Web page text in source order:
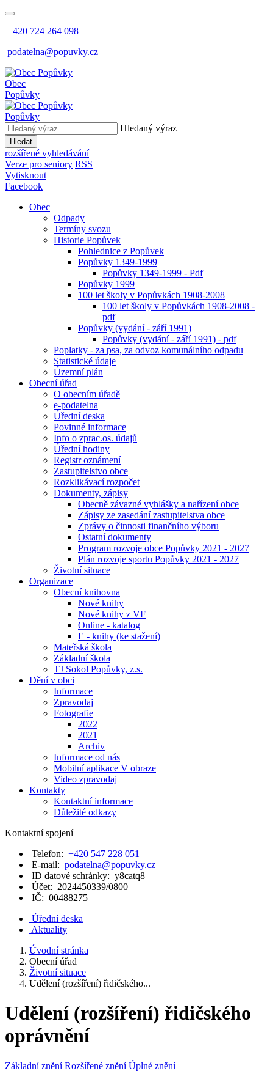
+420 724 264 098
podatelna@popuvky.cz
Obec
Popůvky
Popůvky
Hledaný výraz
Hledat
rozšířené vyhledávání
Verze pro seniory RSS
Vytisknout
Facebook
Obec
Odpady
Termíny svozu
Historie Popůvek
Pohlednice z Popůvek
Popůvky 1349-1999
Popůvky 1349-1999 - Pdf
Popůvky 1999
100 let školy v Popůvkách 1908-2008
100 let školy v Popůvkách 1908-2008 -
pdf
Popůvky (vydání - září 1991)
Popůvky (vydání - září 1991) - pdf
Poplatky - za psa, za odvoz komunálního odpadu
Statistické údaje
Územní plán
Obecní úřad
O obecním úřadě
e-podatelna
Úřední deska
Povinné informace
Info o zprac.os. údajů
Úřední hodiny
Registr oznámení
Zastupitelstvo obce
Rozklikávací rozpočet
Dokumenty, zápisy
Obecně závazné vyhlášky a nařízení obce
Zápisy ze zasedání zastupitelstva obce
Zprávy o činnosti finančního výboru
Ostatní dokumenty
Program rozvoje obce Popůvky 2021 - 2027
Plán rozvoje sportu Popůvky 2021 - 2027
Životní situace
Organizace
Obecní knihovna
Nové knihy
Nové knihy z VF
Online - katalog
E - knihy (ke stažení)
Mateřská škola
Základní škola
TJ Sokol Popůvky, z.s.
Dění v obci
Informace
Zpravodaj
Fotografie
2022
2021
Archiv
Informace od nás
Mobilní aplikace V obraze
Video zpravodaj
Kontakty
Kontaktní informace
Důležité odkazy
Kontaktní spojení
Telefon: +420 547 228 051
E-mail: podatelna@popuvky.cz
ID datové schránky: y8catq8
Účet: 2024450339/0800
IČ: 00488275
Úřední deska
Aktuality
Úvodní stránka
Obecní úřad
Životní situace
Udělení (rozšíření) řidičského...
Udělení (rozšíření) řidičského
oprávnění
Základní znění Rozšířené znění Úplné znění